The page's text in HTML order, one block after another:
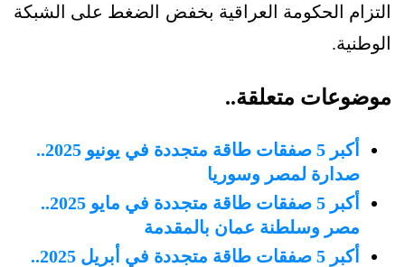
التزام الحكومة العراقية بخفض الضغط على الشبكة
الوطنية.
موضوعات متعلقة..
أكبر 5 صفقات طاقة متجددة في يونيو 2025..
صدارة لمصر وسوريا
أكبر 5 صفقات طاقة متجددة في مايو 2025..
مصر وسلطنة عمان بالمقدمة
أكبر 5 صفقات طاقة متجددة في أبريل 2025..